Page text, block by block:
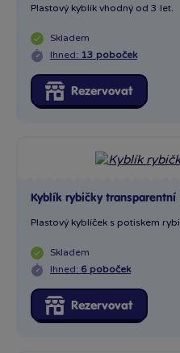
Plastový kyblík vhodný od 3 let.
Skladem
Ihned: 13 poboček
Rezervovat
Kyblík rybičky transparentní
Plastový kyblíček s potiskem
Skladem
Ihned: 6 poboček
Rezervovat